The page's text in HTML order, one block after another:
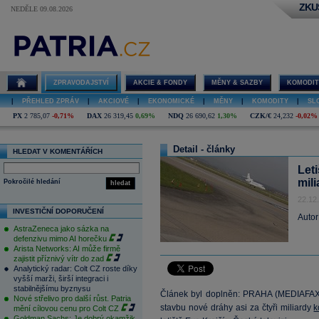
NEDĚLE 09.08.2026
ZPRAVODAJSTVÍ AKCIE & FONDY MĚNY & SAZBY
PŘEHLED ZPRÁV AKCIOVÉ EKONOMICKÉ MĚNY KOMODITY
PX 2 785,07 -0,71% DAX 26 319,45 0,69% NDQ 26 690,62 1,30% CZK/€ 24,232 -0,02%
HLEDAT V KOMENTÁŘÍCH
hledat
Pokročilé hledání
INVESTIČNÍ DOPORUČENÍ
AstraZeneca jako sázka na
defenzivu mimo AI horečku
Arista Networks: AI může firmě
zajistit příznivý vítr do zad
Analytický radar: Colt CZ roste díky
vyšší marži, širší integraci i
stabilnějšímu byznysu
Nové střelivo pro další růst. Patria
mění cílovou cenu pro Colt CZ
Detail - články
Článek byl doplněn: PRAHA
stavbu nové dráhy asi za čtyři miliardy